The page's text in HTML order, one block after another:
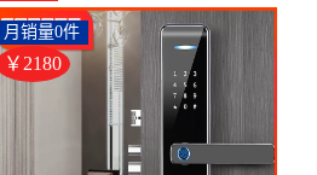
智能门锁感应电子锁IC卡锁-
指纹锁(sobofe索伯菲旗舰店
仅售2180元)
￥2180
月销量0件